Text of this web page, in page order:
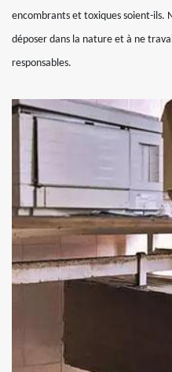
encombrants et toxiques soient-ils.
déposer dans la nature et à ne
responsables.